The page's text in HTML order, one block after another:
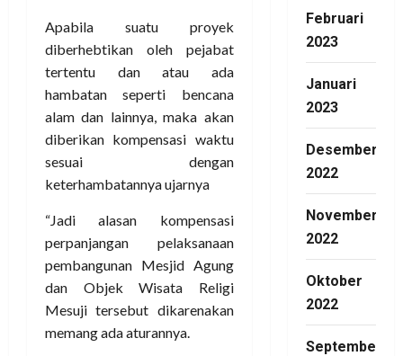
Apabila suatu proyek
diberhebtikan oleh pejabat
tertentu dan atau ada
hambatan seperti bencana
alam dan lainnya, maka akan
diberikan kompensasi waktu
sesuai dengan
keterhambatannya ujarnya
“Jadi alasan kompensasi
perpanjangan pelaksanaan
pembangunan Mesjid Agung
dan Objek Wisata Religi
Mesuji tersebut dikarenakan
memang ada aturannya.
Februari
2023
Januari
2023
Desember
2022
November
2022
Oktober
2022
September